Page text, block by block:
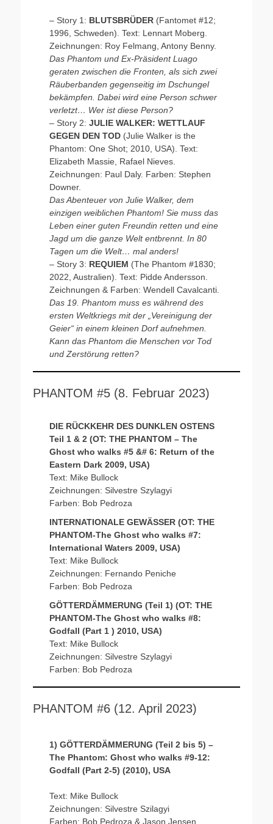
– Story 1: BLUTSBRÜDER (Fantomet #12;
1996, Schweden). Text: Lennart Moberg.
Zeichnungen: Roy Felmang, Antony Benny.
Das Phantom und Ex-Präsident Luago
geraten zwischen die Fronten, als sich zwei
Räuberbanden gegenseitig im Dschungel
bekämpfen. Dabei wird eine Person schwer
verletzt… Wer ist diese Person?
– Story 2:JULIE WALKER: WETTLAUF
GEGEN DEN TOD (Julie Walker is the
Phantom: One Shot; 2010, USA). Text:
Elizabeth Massie, Rafael Nieves.
Zeichnungen: Paul Daly. Farben: Stephen
Downer.
Das Abenteuer von Julie Walker, dem
einzigen weiblichen Phantom! Sie muss das
Leben einer guten Freundin retten und eine
Jagd um die ganze Welt entbrennt. In 80
Tagen um die Welt… mal anders!
– Story 3: REQUIEM (The Phantom #1830;
2022, Australien). Text: Pidde Andersson.
Zeichnungen & Farben: Wendell Cavalcanti.
Das 19. Phantom muss es während des
ersten Weltkriegs mit der „Vereinigung der
Geier“ in einem kleinen Dorf aufnehmen.
Kann das Phantom die Menschen vor Tod
und Zerstörung retten?
PHANTOM #5 (8. Februar 2023)
DIE RÜCKKEHR DES DUNKLEN OSTENS
Teil 1 & 2 (OT: THE PHANTOM – The
Ghost who walks #5 &# 6: Return of the
Eastern Dark 2009, USA)
Text: Mike Bullock
Zeichnungen: Silvestre Szylagyi
Farben: Bob Pedroza
INTERNATIONALE GEWÄSSER (OT: THE
PHANTOM-The Ghost who walks #7:
International Waters 2009, USA)
Text: Mike Bullock
Zeichnungen: Fernando Peniche
Farben: Bob Pedroza
GÖTTERDÄMMERUNG (Teil 1) (OT: THE
PHANTOM-The Ghost who walks #8:
Godfall (Part 1 ) 2010, USA)
Text: Mike Bullock
Zeichnungen: Silvestre Szylagyi
Farben: Bob Pedroza
PHANTOM #6 (12. April 2023)
1) GÖTTERDÄMMERUNG (Teil 2 bis 5) –
The Phantom: Ghost who walks #9-12:
Godfall (Part 2-5) (2010), USA
Text: Mike Bullock
Zeichnungen: Silvestre Szilagyi
Farben: Bob Pedroza & Jason Jensen